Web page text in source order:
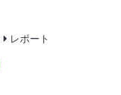
レポート